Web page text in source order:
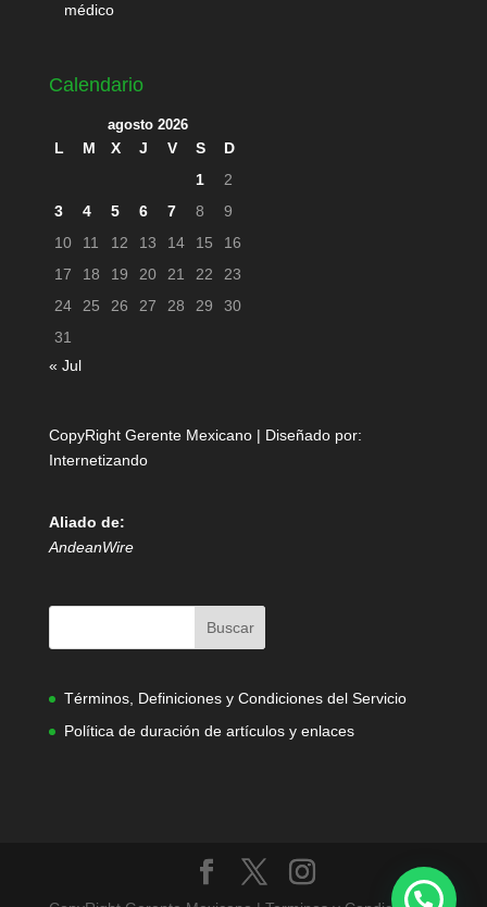
médico
Calendario
agosto 2026
L M X J V S
D
1
2
3
4 5 6 7 8
9
10
11 12 13 14 15
16
17
18 19 20 21 22
23
24
25 26 27 28 29
30
31
« Jul
CopyRight Gerente Mexicano | Diseñado por:
Internetizando
Aliado de:
AndeanWire
Términos, Definiciones y Condiciones del Servicio
Política de duración de artículos y enlaces